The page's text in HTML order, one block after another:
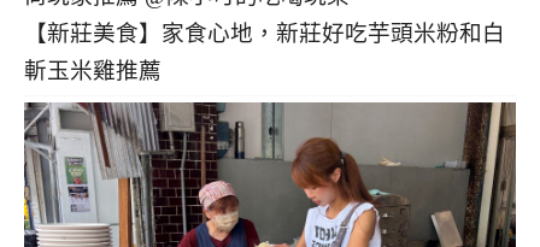
【新莊美食】家食心地，新莊好吃芋頭米粉和白
斬玉米雞推薦